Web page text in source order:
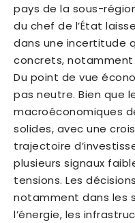
pays de la sous-
du chef de l’État
dans une incertitude
concrets, notamment
Du point de vue
pas neutre. Bien que
macroéconomiques
solides, avec une
trajectoire
plusieurs signaux
tensions. Les
notamment dans les
l’énergie, les